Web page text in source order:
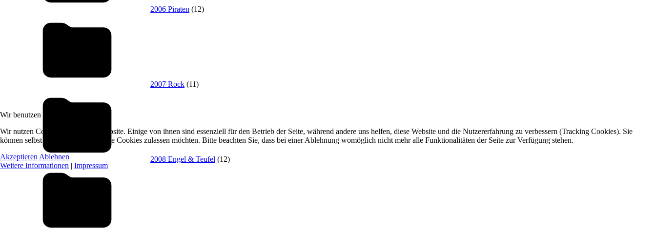
2006 Piraten (12)
2007 Rock (11)
2008 Engel & Teufel (12)
Wir benutzen Cookies
Wir nutzen Cookies auf unserer Website. Einige von ihnen sind essenziell für den Betrieb der Seite, während andere uns helfen, diese Website und die Nutzererfahrung zu verbessern (Tracking Cookies). Sie
können selbst entscheiden, ob Sie die Cookies zulassen möchten. Bitte beachten Sie, dass bei einer Ablehnung womöglich nicht mehr alle Funktionalitäten der Seite zur Verfügung stehen.
Akzeptieren Ablehnen
Weitere Informationen | Impressum